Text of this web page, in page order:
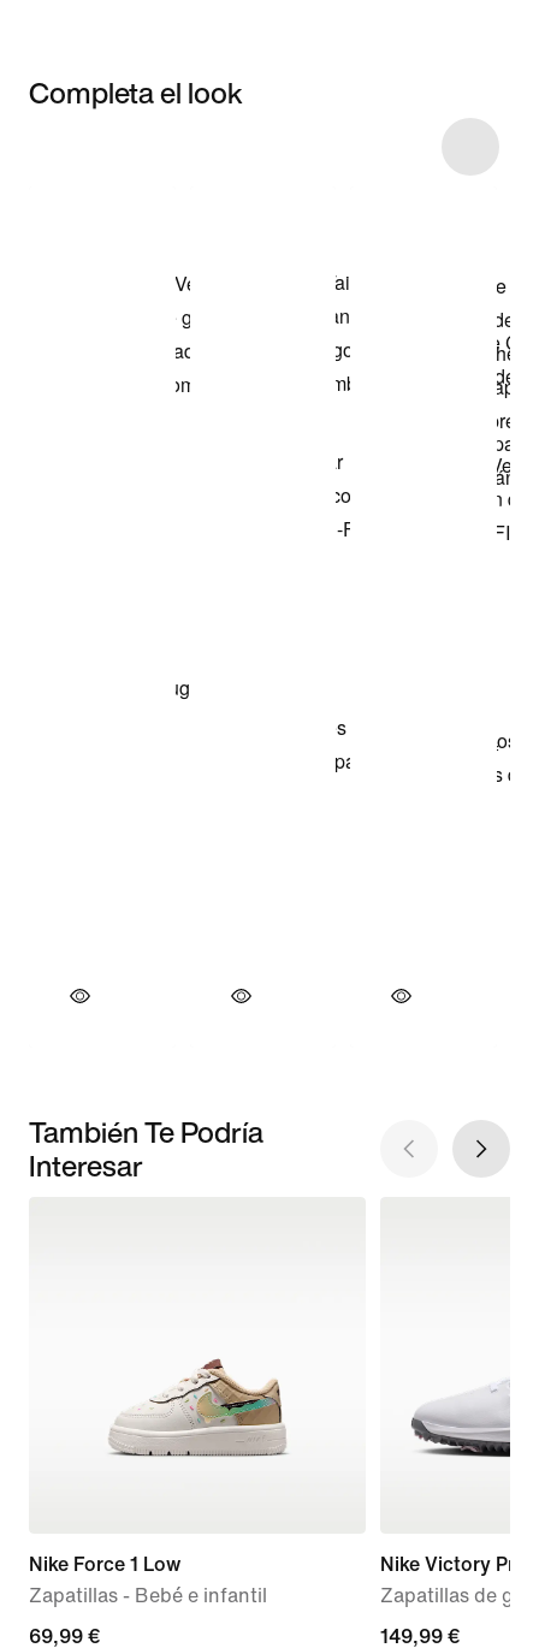
Completa el look
También Te Podría
Interesar
Nike Force 1 Low
Zapatillas - Bebé e infantil
69,99 €
69,99 €
Nike Victory Pro
Zapatillas de golf
149,99 €
149,99 €